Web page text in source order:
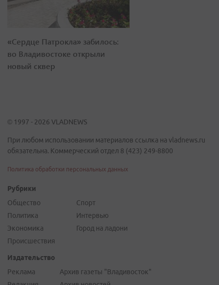
«Сердце Патрокла» забилось:
во Владивостоке открыли
новый сквер
© 1997 - 2026 VLADNEWS
При любом использовании материалов ссылка на vladnews.ru
обязательна. Коммерческий отдел 8 (423) 249-8800
Политика обработки персональных данных
Рубрики
Общество
Политика
Экономика
Происшествия
Спорт
Интервью
Город на ладони
Издательство
Реклама
Архив газеты "Владивосток"